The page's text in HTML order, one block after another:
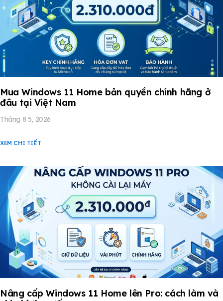
Mua Windows 11 Home bản quyền chính hãng ở
đâu tại Việt Nam
Tháng 8 5, 2026
XEM CHI TIẾT
Nâng cấp Windows 11 Home lên Pro: cách làm và